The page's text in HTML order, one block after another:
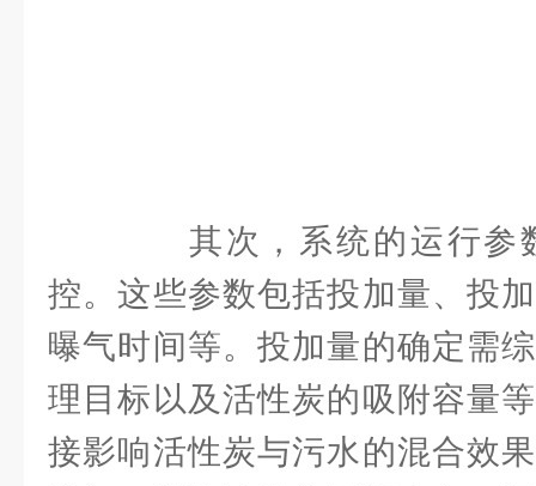
其次，系统的运行参
控。这些参数包括投加量、投
曝气时间等。投加量的确定需
理目标以及活性炭的吸附容量
接影响活性炭与污水的混合效